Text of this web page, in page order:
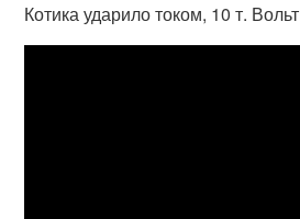
Котика ударило током, 10 т. Вольт